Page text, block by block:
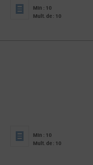
Min : 10
Mult. de : 10
Min : 10
Mult. de : 10